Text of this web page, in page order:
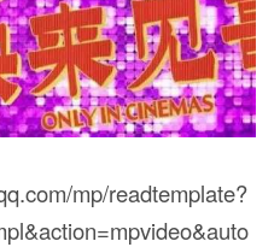
mp/readtemplate?